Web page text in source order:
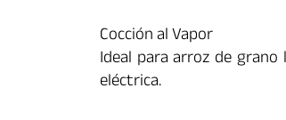
Cocción al Vapor
Ideal para arroz de
eléctrica.